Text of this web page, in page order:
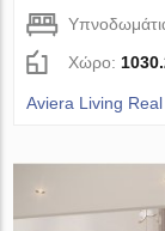
Χώρο:
Aviera Living